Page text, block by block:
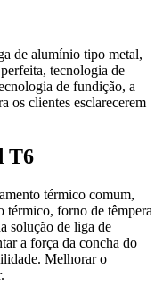
de alumínio tipo metal,
tecnologia de
de fundição, a
os clientes esclarecerem
T6
térmico comum,
térmico, forno de têmpera
solução de liga de
a força da concha do
Melhorar o